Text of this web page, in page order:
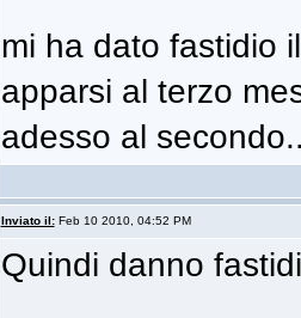
mi ha dato fastidio
apparsi al terzo
adesso al
Inviato il:Feb 10 2010, 04:52 PM
Quindi danno